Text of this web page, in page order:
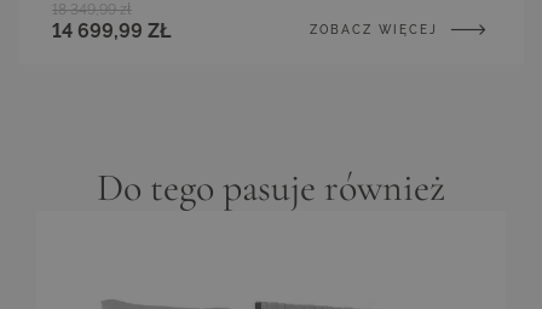
14 699,99 ZŁ
18 349,99 zł
ZOBACZ WIĘCEJ
Do tego pasuje również